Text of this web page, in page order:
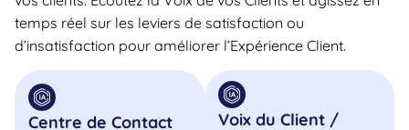
temps réel sur les leviers de satisfaction ou
d’insatisfaction pour améliorer l’Expérience Client.
Centre de Contact
Voix du Client /